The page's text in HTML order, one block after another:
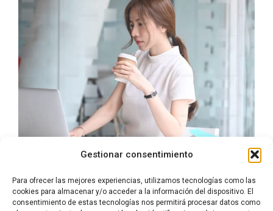
Gestionar consentimiento
Para ofrecer las mejores experiencias, utilizamos tecnologías como las
cookies para almacenar y/o acceder a la información del dispositivo. El
consentimiento de estas tecnologías nos permitirá procesar datos como